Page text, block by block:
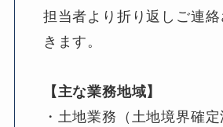
担当者より折り返しご連
きます。
【主な業務地域】
・土地業務（土地境界確定